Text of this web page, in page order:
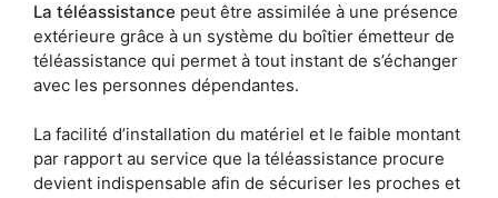
La téléassistance peut être assimilée à une présence
extérieure grâce à un système du boîtier émetteur de
téléassistance qui permet à tout instant de s’échanger
avec les personnes dépendantes.
La facilité d’installation du matériel et le faible montant
par rapport au service que la téléassistance procure
devient indispensable afin de sécuriser les proches et